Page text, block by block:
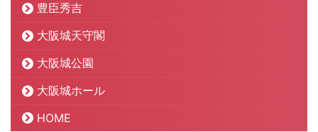
豊臣秀吉
大阪城天守閣
大阪城公園
大阪城ホール
HOME